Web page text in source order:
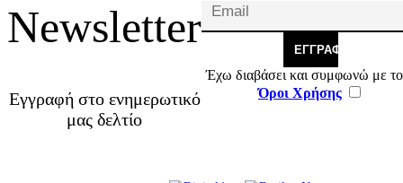
Newsletter
Εγγραφή στο ενημερωτικό
μας δελτίο
ΕΓΓΡΑΦΉ
Έχω διαβάσει και συμφωνώ με
Όροι Χρήσης